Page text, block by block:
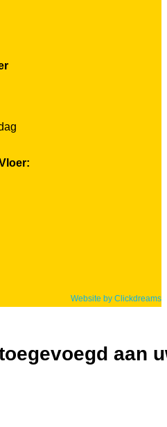
Website by Clickdreams
aan